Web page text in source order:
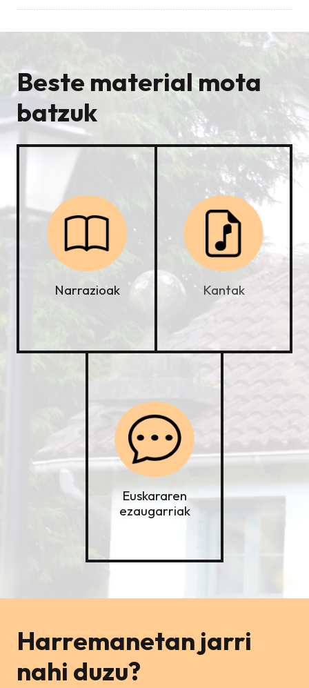
Beste material mota
batzuk
Narrazioak Kantak
Euskararen
ezaugarriak
Harremanetan jarri
nahi duzu?